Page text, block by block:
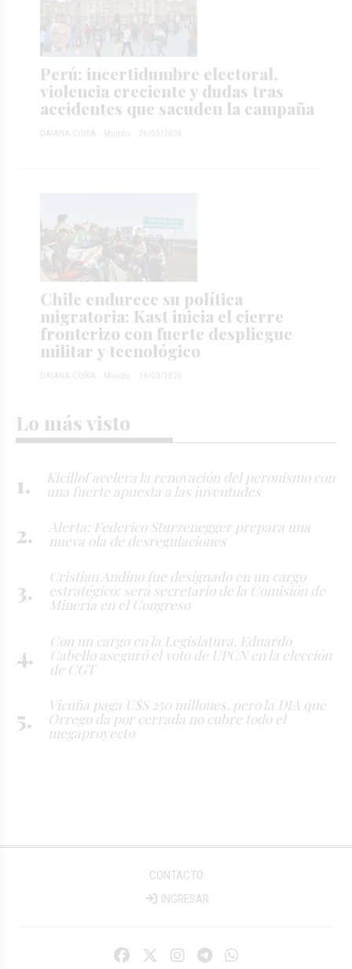
Perú: incertidumbre electoral,
violencia creciente y dudas tras
accidentes que sacuden la campaña
DAIANA CORIA Mundo 26/03/2026
Chile endurece su política
migratoria: Kast inicia el cierre
fronterizo con fuerte despliegue
militar y tecnológico
DAIANA CORIA Mundo 19/03/2026
Lo más visto
Kicillof acelera la renovación del peronismo con
una fuerte apuesta a las juventudes
Alerta: Federico Sturzenegger prepara una
nueva ola de desregulaciones
Cristian Andino fue designado en un cargo
estratégico: será secretario de la Comisión de
Minería en el Congreso
Con un cargo en la Legislatura, Eduardo
Cabello aseguró el voto de UPCN en la elección
de CGT
Vicuña paga U$S 250 millones, pero la DIA que
Orrego da por cerrada no cubre todo el
megaproyecto
CONTACTO
INGRESAR